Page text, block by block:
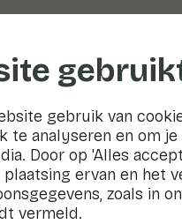
gebruik van
te analyseren en om
Door op 'Alles
ervan en het
zoals in
vermeld.
en fruit